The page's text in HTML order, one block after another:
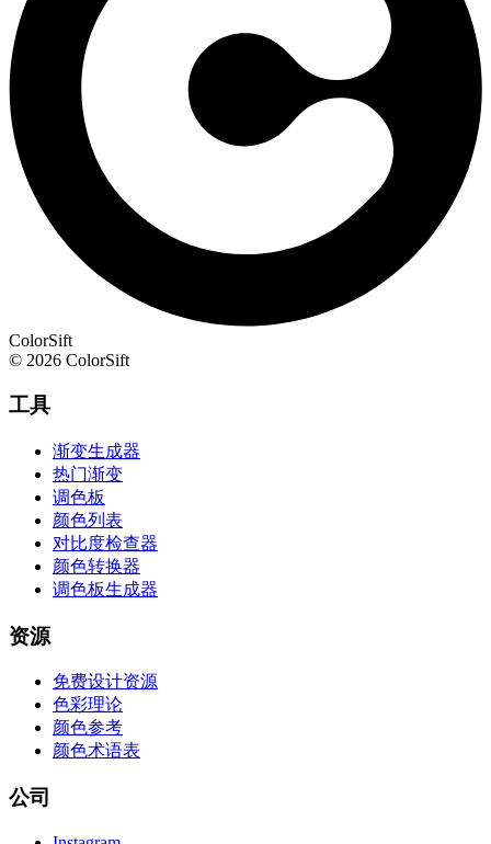
ColorSift
© 2026 ColorSift
工具
渐变生成器
热门渐变
调色板
颜色列表
对比度检查器
颜色转换器
调色板生成器
资源
免费设计资源
色彩理论
颜色参考
颜色术语表
公司